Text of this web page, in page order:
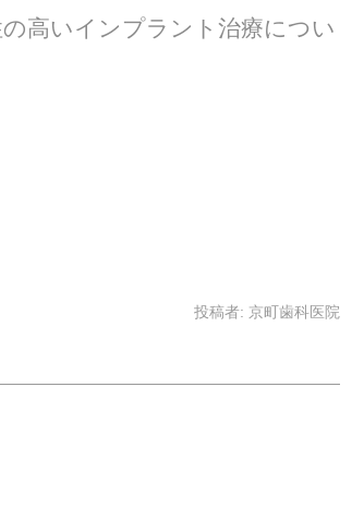
高いインプラント治療につい
投稿者: 京町歯科医院